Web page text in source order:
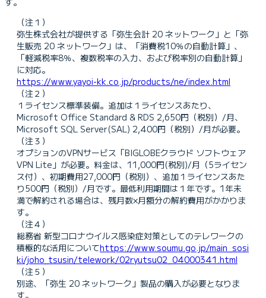
（注１）
弥生株式会社が提供する「弥生会計 20 ネットワーク」と「弥
生販売 20 ネットワーク」は、「消費税10％の自動計算」、
「軽減税率8％、複数税率の入力、および税率別の自動計算」
に対応。
https://www.yayoi-kk.co.jp/products/ne/index.html
（注２）
１ライセンス標準装備。追加は１ライセンスあたり、
Microsoft Office Standard & RDS 2,650円（税別）/月、
Microsoft SQL Server(SAL) 2,400円（税別）/月が必要。
（注３）
オプションのVPNサービス「BIGLOBEクラウド ソフトウェア
VPN Lite」が必要。料金は、11,000円(税別)/月（5ライセン
ス付）、初期費用27,000円（税別）、追加１ライセンスあた
り500円（税別）/月です。最低利用期間は１年です。1年未
満で解約される場合は、残月数×月額分の解約費用がかかりま
す。
（注４）
総務省 新型コロナウイルス感染症対策としてのテレワークの
積極的な活用についてhttps://www.soumu.go.jp/main_sosi
ki/joho_tsusin/telework/02ryutsu02_04000341.html
（注５）
別途、「弥生 20 ネットワーク」製品の購入が必要となりま
す。